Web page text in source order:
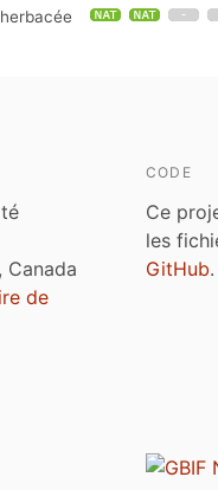
Canada
de
CODE
Ce
les
GitHub.